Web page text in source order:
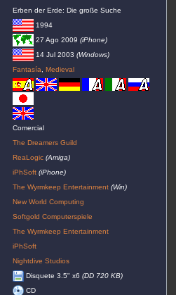
Erben der Erde: Die große Suche
1994
27 Ago 2009(iPhone)
14 Jul 2003(Windows)
Fantasía ,Medieval
Comercial
The Dreamers Guild
ReaLogic (Amiga)
iPhSoft (iPhone)
The Wyrmkeep Entertainment (Win)
New World Computing
Softgold Computerspiele
The Wyrmkeep Entertainment
iPhSoft
Nightdive Studios
Disquete 3.5" x6(DD 720 KB)
CD